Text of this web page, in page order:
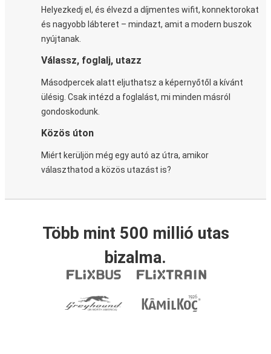
Helyezkedj el, és élvezd a díjmentes wifit, konnektorokat
és nagyobb lábteret – mindazt, amit a modern buszok
nyújtanak.
Válassz, foglalj, utazz
Másodpercek alatt eljuthatsz a képernyőtől a kívánt
ülésig. Csak intézd a foglalást, mi minden másról
gondoskodunk.
Közös úton
Miért kerüljön még egy autó az útra, amikor
választhatod a közös utazást is?
Több mint 500 millió utas
bizalma.